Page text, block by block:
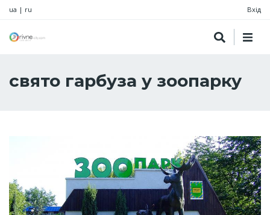
ua | ru Вхід
свято гарбуза у зоопарку